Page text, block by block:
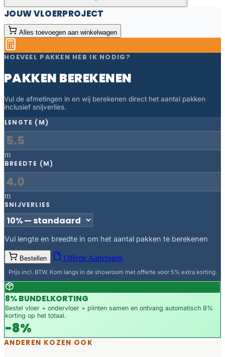
JOUW VLOERPROJECT
Alles toevoegen aan winkelwagen
HOEVEEL PAKKEN HEB IK NODIG?
PAKKEN BEREKENEN
Vul de afmetingen in en wij berekenen direct het aantal pakken
inclusief snijverlies.
LENGTE (M)
m
BREEDTE (M)
m
SNIJVERLIES
Vul lengte en breedte in om het aantal pakken te berekenen
Bestellen Offerte Aanvragen
Prijs incl. BTW. Kom langs in de showroom met offerte voor 5% extra korting.
8% BUNDELKORTING
Bestel vloer + ondervloer + plinten samen en ontvang automatisch 8%
korting op het totaal.
-8%
ANDEREN KOZEN OOK